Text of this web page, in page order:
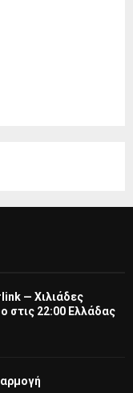
— Χιλιάδες
στις 22:00 Ελλάδας